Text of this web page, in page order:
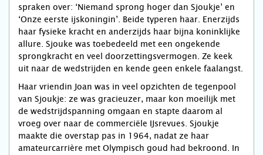
spraken over: ‘Niemand sprong hoger dan Sjoukje’ en
‘Onze eerste ijskoningin’. Beide typeren haar. Enerzijds
haar fysieke kracht en anderzijds haar bijna koninklijke
allure. Sjouke was toebedeeld met een ongekende
sprongkracht en veel doorzettingsvermogen. Ze keek
uit naar de wedstrijden en kende geen enkele faalangst.
Haar vriendin Joan was in veel opzichten de tegenpool
van Sjoukje: ze was gracieuzer, maar kon moeilijk met
de wedstrijdspanning omgaan en stapte daarom al
vroeg over naar de commerciële IJsrevues. Sjoukje
maakte die overstap pas in 1964, nadat ze haar
amateurcarrière met Olympisch goud had bekroond. In